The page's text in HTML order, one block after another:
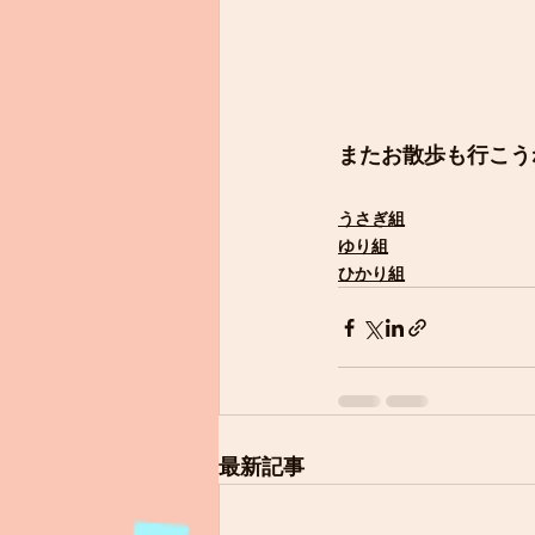
またお散歩も行こ
うさぎ組
ゆり組
ひかり組
最新記事